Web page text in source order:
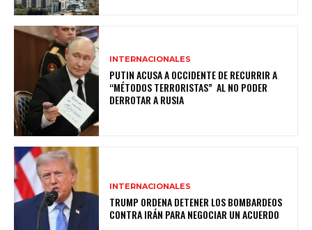
INTERNACIONALES
PUTIN ACUSA A OCCIDENTE DE RECURRIR A
“MÉTODOS TERRORISTAS” AL NO PODER
DERROTAR A RUSIA
INTERNACIONALES
TRUMP ORDENA DETENER LOS BOMBARDEOS
CONTRA IRÁN PARA NEGOCIAR UN ACUERDO